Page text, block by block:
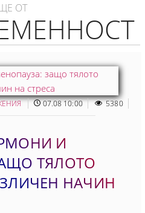
ОТ
07.08 10:00
5380
И
ТЯЛОТО
НАЧИН